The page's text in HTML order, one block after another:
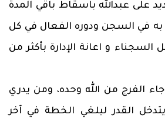
على عبدالله باسقاط باقي المدة
به في السجن ودوره الفعال في كل
و اعانة الإدارة بأكثر من
جاء الفرج من الله وحده، ومن يدري
القدر ليلغي الخطة في آخر